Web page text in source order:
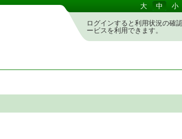
大 中 小
ログインすると利用状況の確
ービスを利用できます。